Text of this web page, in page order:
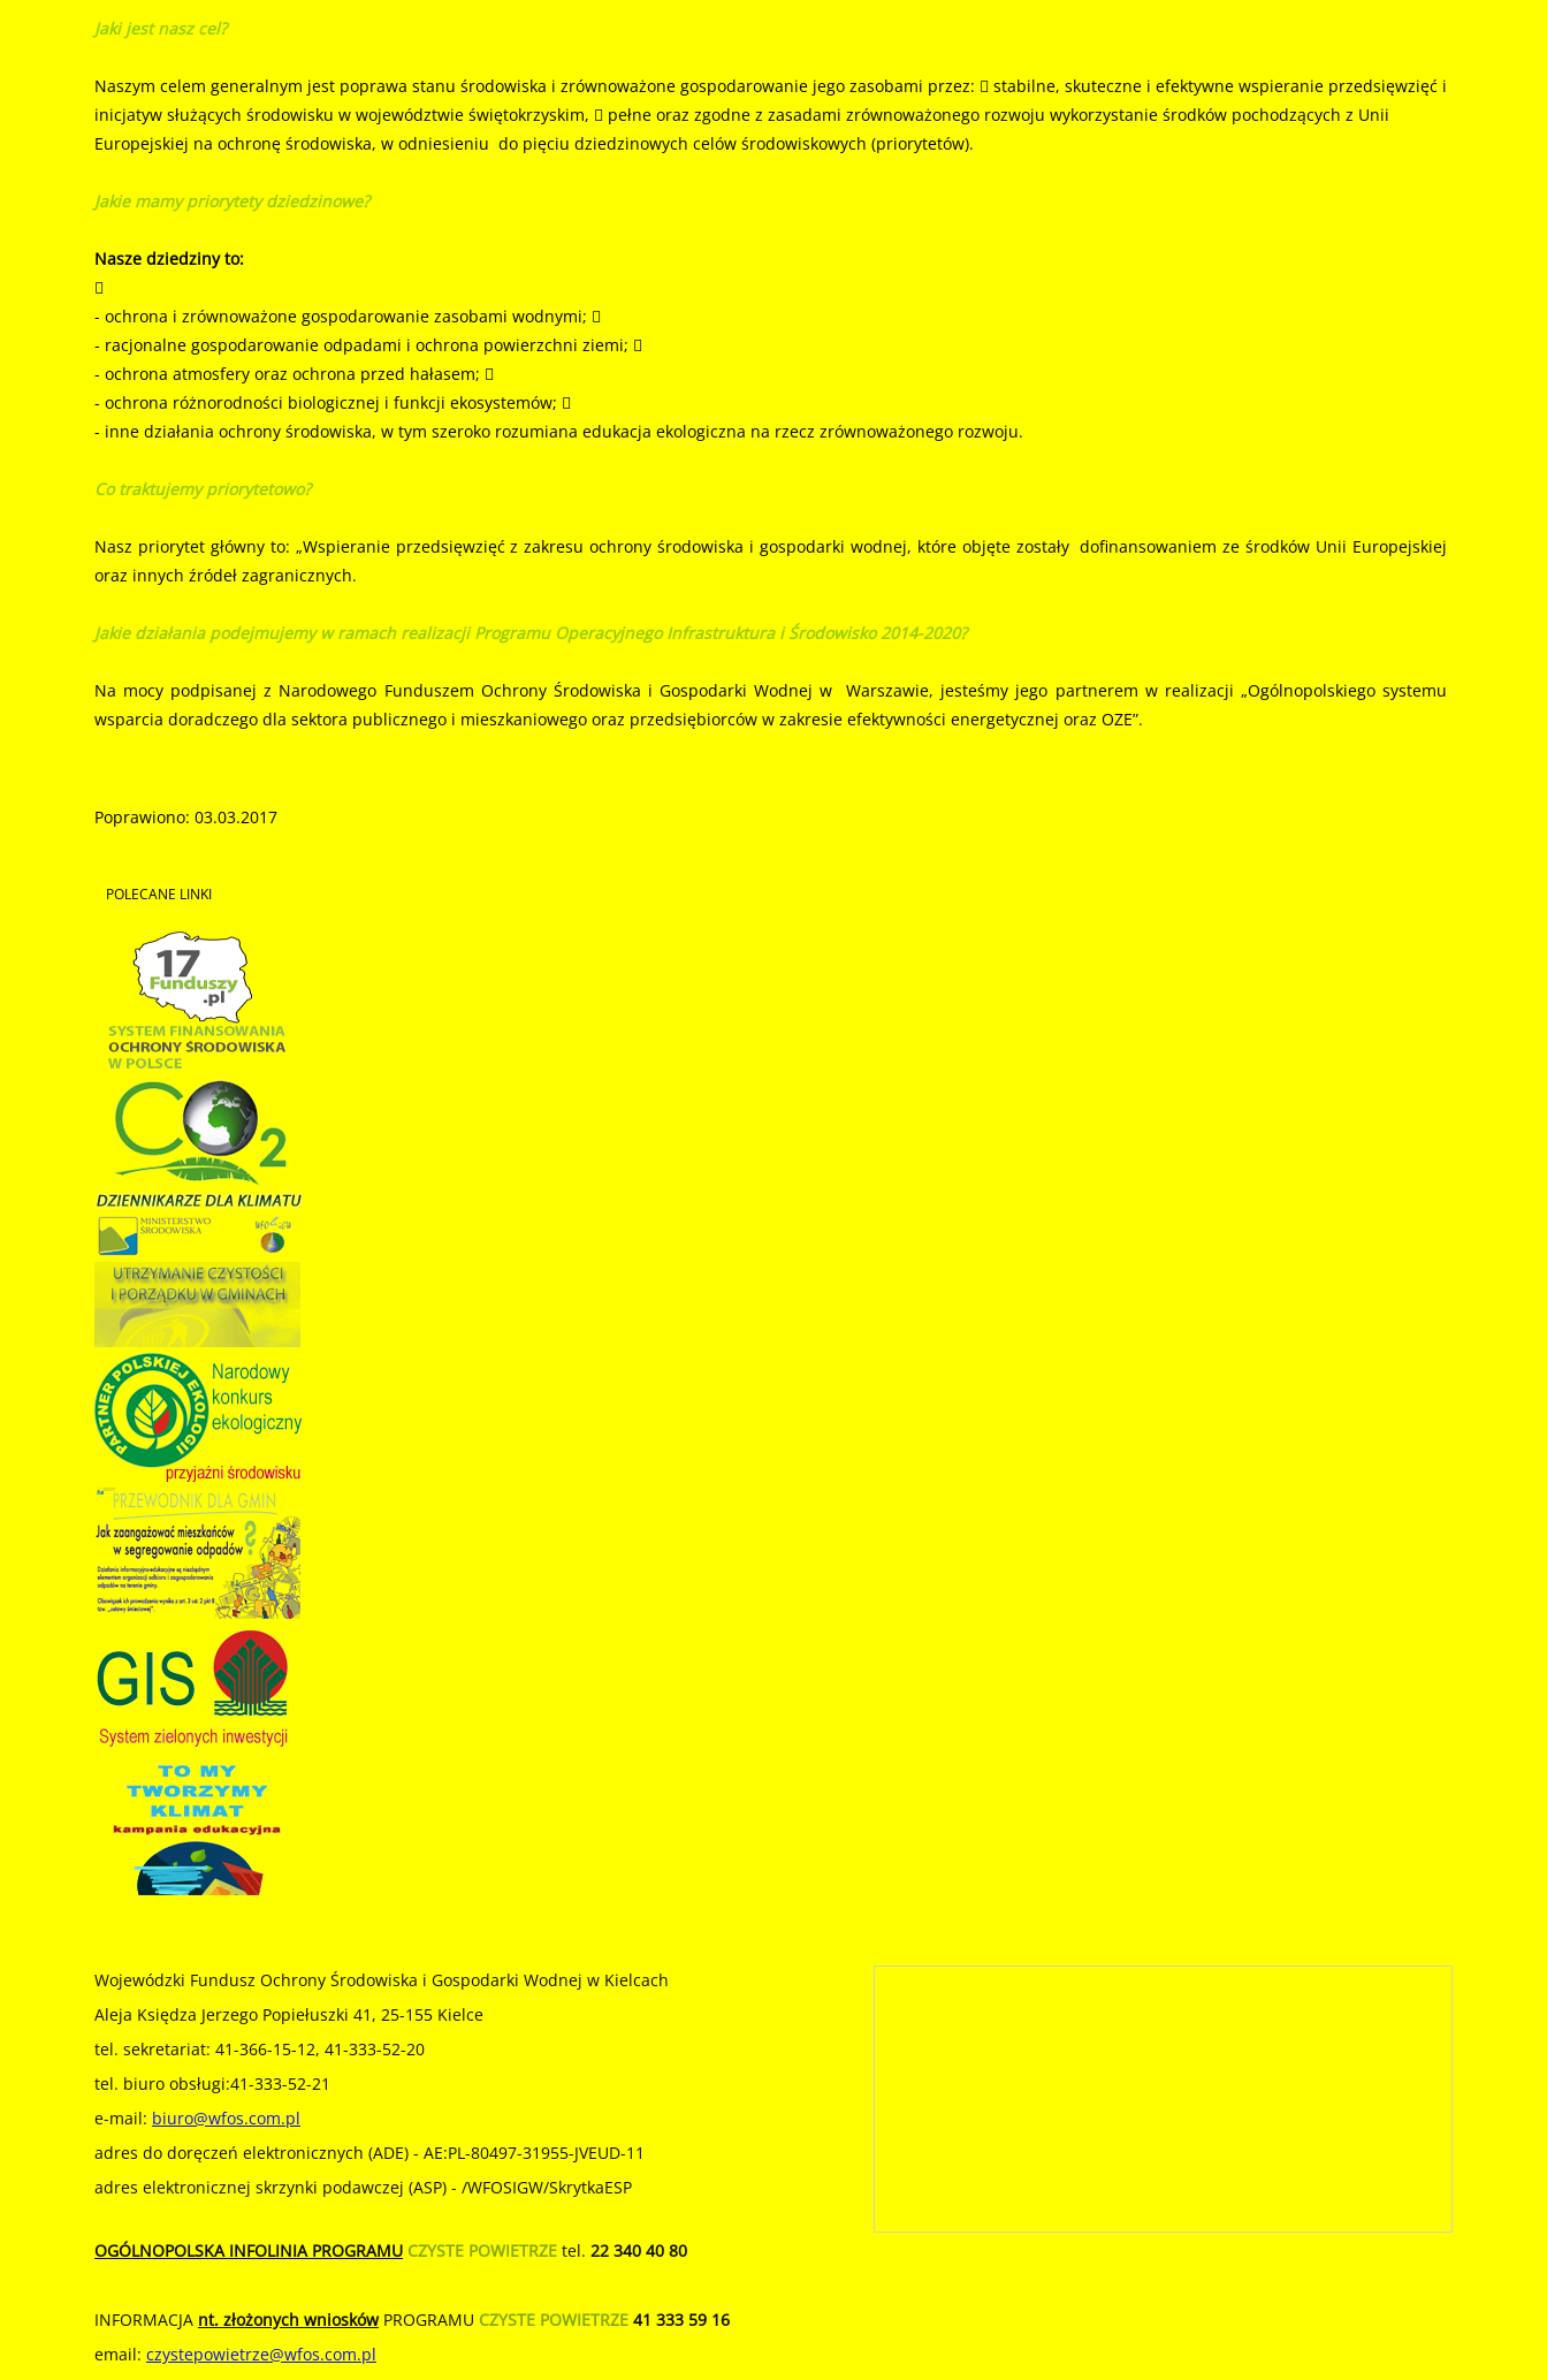
Jaki jest nasz cel?
Naszym celem generalnym jest poprawa stanu środowiska i zrównoważone gospodarowanie jego zasobami przez:  stabilne, skuteczne i efektywne wspieranie przedsięwzięć i
inicjatyw służących środowisku w województwie świętokrzyskim,  pełne oraz zgodne z zasadami zrównoważonego rozwoju wykorzystanie środków pochodzących z Unii
Europejskiej na ochronę środowiska, w odniesieniu do pięciu dziedzinowych celów środowiskowych (priorytetów).
Jakie mamy priorytety dziedzinowe?
Nasze dziedziny to:

- ochrona i zrównoważone gospodarowanie zasobami wodnymi; 
- racjonalne gospodarowanie odpadami i ochrona powierzchni ziemi; 
- ochrona atmosfery oraz ochrona przed hałasem; 
- ochrona różnorodności biologicznej i funkcji ekosystemów; 
- inne działania ochrony środowiska, w tym szeroko rozumiana edukacja ekologiczna na rzecz zrównoważonego rozwoju.
Co traktujemy priorytetowo?
Nasz priorytet główny to: „Wspieranie przedsięwzięć z zakresu ochrony środowiska i gospodarki wodnej, które objęte zostały dofinansowaniem ze środków Unii Europejskiej
oraz innych źródeł zagranicznych.
Jakie działania podejmujemy w ramach realizacji Programu Operacyjnego Infrastruktura i Środowisko 2014-2020?
Na mocy podpisanej z Narodowego Funduszem Ochrony Środowiska i Gospodarki Wodnej w Warszawie, jesteśmy jego partnerem w realizacji „Ogólnopolskiego systemu
wsparcia doradczego dla sektora publicznego i mieszkaniowego oraz przedsiębiorców w zakresie efektywności energetycznej oraz OZE”.
Poprawiono: 03.03.2017
POLECANE LINKI
Wojewódzki Fundusz Ochrony Środowiska i Gospodarki Wodnej w Kielcach
Aleja Księdza Jerzego Popiełuszki 41, 25-155 Kielce
tel. sekretariat: 41-366-15-12, 41-333-52-20
tel. biuro obsługi:41-333-52-21
e-mail: biuro@wfos.com.pl
adres do doręczeń elektronicznych (ADE) - AE:PL-80497-31955-JVEUD-11
adres elektronicznej skrzynki podawczej (ASP) - /WFOSIGW/SkrytkaESP
OGÓLNOPOLSKA INFOLINIA PROGRAMU CZYSTE POWIETRZE tel. 22 340 40 80
INFORMACJA nt. złożonych wnioskówPROGRAMU CZYSTE POWIETRZE 41 333 59 16
email: czystepowietrze@wfos.com.pl